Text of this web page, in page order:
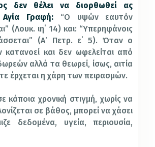
δεν θέλει να διορθωθεί ας
Γραφή:“Ο υψών εαυτόν
(Λουκ. ιη΄ 14) και: “Υπερηφάνοις
(Α’ Πετρ. ε΄ 5). Όταν ο
και δεν ωφελείται από
αλλά τα θεωρεί, ίσως, αιτία
έρχεται η χάρη των πειρασμών.
κάποια χρονική στιγμή, χωρίς να
σε βάθος, μπορεί να χάσει
δεδομένα, υγεία, περιουσία,